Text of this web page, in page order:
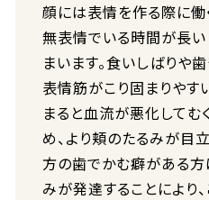
顔には表情を作る際に働
無表情でいる時間が長い
まいます。食いしばりや
表情筋がこり固まりやす
まると血流が悪化してむ
め、より頬のたるみが目
方の歯でかむ癖がある方
みが発達することにより